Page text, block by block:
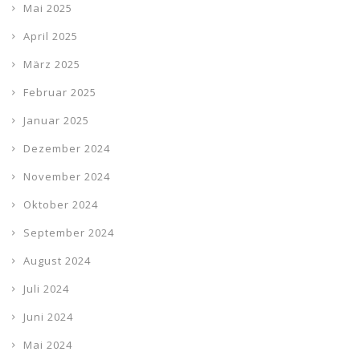
Mai 2025
April 2025
März 2025
Februar 2025
Januar 2025
Dezember 2024
November 2024
Oktober 2024
September 2024
August 2024
Juli 2024
Juni 2024
Mai 2024